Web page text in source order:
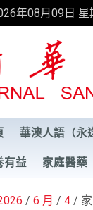
年08月09日 星
澳報
華澳人語（永
有益 家庭醫藥
6 月 4